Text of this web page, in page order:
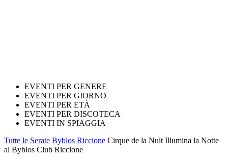
EVENTI PER GENERE
EVENTI PER GIORNO
EVENTI PER ETÀ
EVENTI PER DISCOTECA
EVENTI IN SPIAGGIA
Tutte le Serate Byblos Riccione Cirque de la Nuit Illumina la Notte
al Byblos Club Riccione